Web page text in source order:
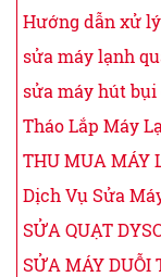
Hướng dẫn xử
sửa máy lạnh
sửa máy hút
Tháo Lắp Máy
THU MUA MÁY
Dịch Vụ Sửa
SỬA QUẠT
SỬA MÁY DUỖI